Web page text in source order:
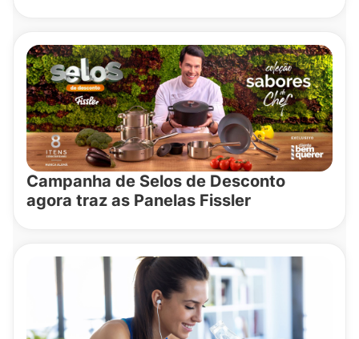
Campanha de Selos de Desconto
agora traz as Panelas Fissler